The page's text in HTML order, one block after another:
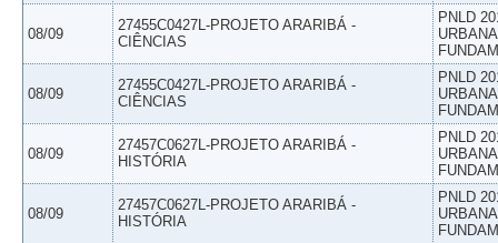
08/09
27455C0427L-PROJETO ARARIBÁ -
CIÊNCIAS
PNLD
08/09
27455C0427L-PROJETO ARARIBÁ -
CIÊNCIAS
PNLD
08/09
27457C0627L-PROJETO ARARIBÁ -
HISTÓRIA
PNLD
08/09
27457C0627L-PROJETO ARARIBÁ -
HISTÓRIA
PNLD